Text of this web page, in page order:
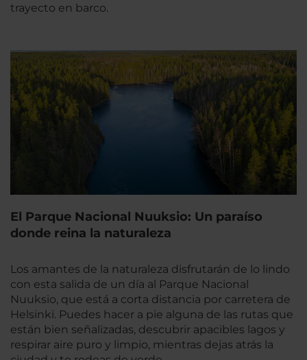
trayecto en barco.
El Parque Nacional Nuuksio: Un paraíso
donde reina la naturaleza
Los amantes de la naturaleza disfrutarán de lo lindo
con esta salida de un día al Parque Nacional
Nuuksio, que está a corta distancia por carretera de
Helsinki. Puedes hacer a pie alguna de las rutas que
están bien señalizadas, descubrir apacibles lagos y
respirar aire puro y limpio, mientras dejas atrás la